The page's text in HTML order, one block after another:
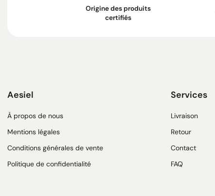
Origine des produits
certifiés
Aesiel
À propos de nous
Mentions légales
Conditions générales de vente
Politique de confidentialité
Services
Livraison
Retour
Contact
FAQ